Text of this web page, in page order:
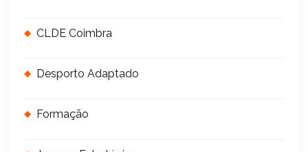
CLDE Coimbra
Desporto Adaptado
Formação